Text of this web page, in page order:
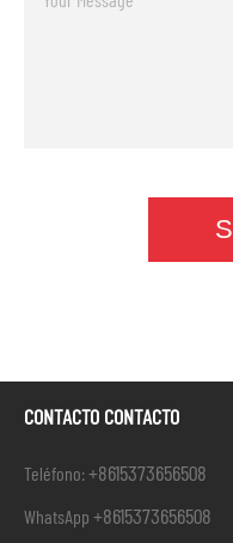
CONTACTO CONTACTO
Teléfono:+8615373656508
WhatsApp +8615373656508